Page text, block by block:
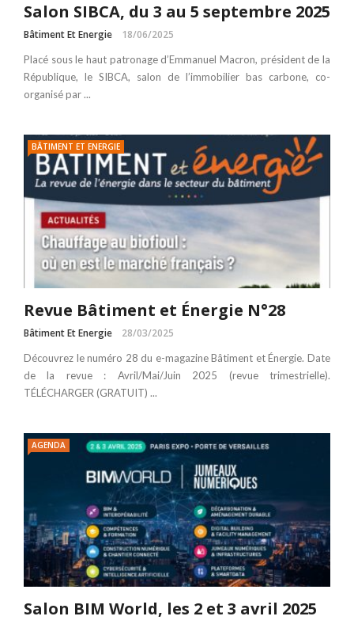
Salon SIBCA, du 3 au 5 septembre 2025
Bâtiment Et Energie 18/06/2025
Placé sous le haut patronage d’Emmanuel Macron, président de la
République, le SIBCA, salon de l’immobilier bas carbone, co-
organisé par ...
BÂTIMENT ET ENERGIE
Revue Bâtiment et Énergie N°28
Bâtiment Et Energie 28/03/2025
Découvrez le numéro 28 du e-magazine Bâtiment et Énergie. Date
de la revue : Avril/Mai/Juin 2025 (revue trimestrielle).
TÉLÉCHARGER (GRATUIT) ...
AGENDA
Salon BIM World, les 2 et 3 avril 2025